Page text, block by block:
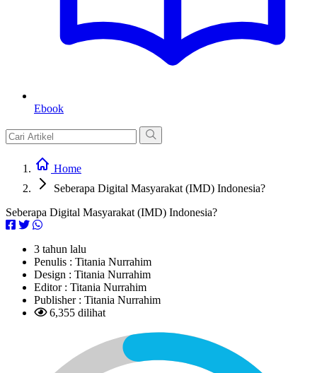
Ebook
Home
Seberapa Digital Masyarakat (IMD) Indonesia?
Seberapa Digital Masyarakat (IMD) Indonesia?
3 tahun lalu
Penulis : Titania Nurrahim
Design : Titania Nurrahim
Editor : Titania Nurrahim
Publisher : Titania Nurrahim
6,355 dilihat